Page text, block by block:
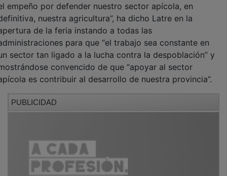
nuestra agricultura”, ha dicho Latre en la
de la feria instando a todas las
para que “el trabajo sea constante en
sector tan ligado a la lucha contra la despoblación” y
convencido de que “apoyar al sector
es contribuir al desarrollo de nuestra provincia”.